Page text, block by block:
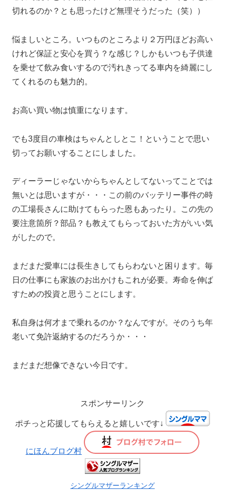
切れるのか？とも思ったけど無理そうだった（笑））
悩ましいところ。いつものところより２万円ほどお高い
けれど保証と安心を買う？な感じ？しかもいつも子供達
を乗せて飲み食いするので汚れきってる車内を綺麗にし
てくれるのも魅力的。
お高い買い物は慎重になります。
でも3度目の車検はちゃんとしとこ！ということで思い
切ってお願いすることにしました。
ディーラーじゃないからちゃんとしてないってことでは
無いとは思いますが・・・この前のバッテリー事件の時
の工場長さんに助けてもらった恩もあったり。この先の
要注意箇所？部品？も教えてもらっておいた方がいい気
がしたので。
まだまだ愛車には長生きしてもらわないと困ります。毎
日の仕事にも家族のお出かけもこれが必要。寿命を伸ば
すための投資と思うことにします。
私自身は何才まで乗れるのか？なんですが。そのうち年
老いて免許返納するのだろうか・・・
まだまだ想像できない今日です。
スポンサーリンク
ポチっと応援してもらえると嬉しいです↓
にほんブログ村
シングルマザーランキング